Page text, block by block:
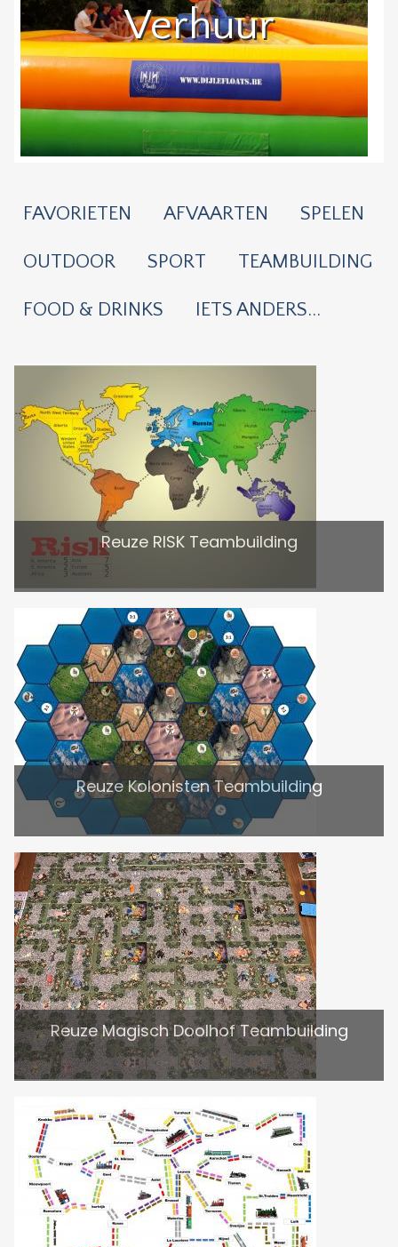
Verhuur
FAVORIETEN AFVAARTEN SPELEN
OUTDOOR SPORT TEAMBUILDING
FOOD & DRINKS IETS ANDERS...
Reuze RISK Teambuilding
Reuze Kolonisten Teambuilding
Reuze Magisch Doolhof Teambuilding